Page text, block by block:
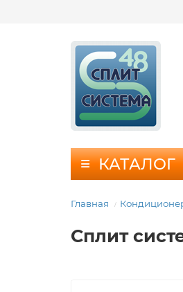
КАТАЛОГ
Главная
Сплит